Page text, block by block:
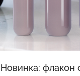
Новинка: